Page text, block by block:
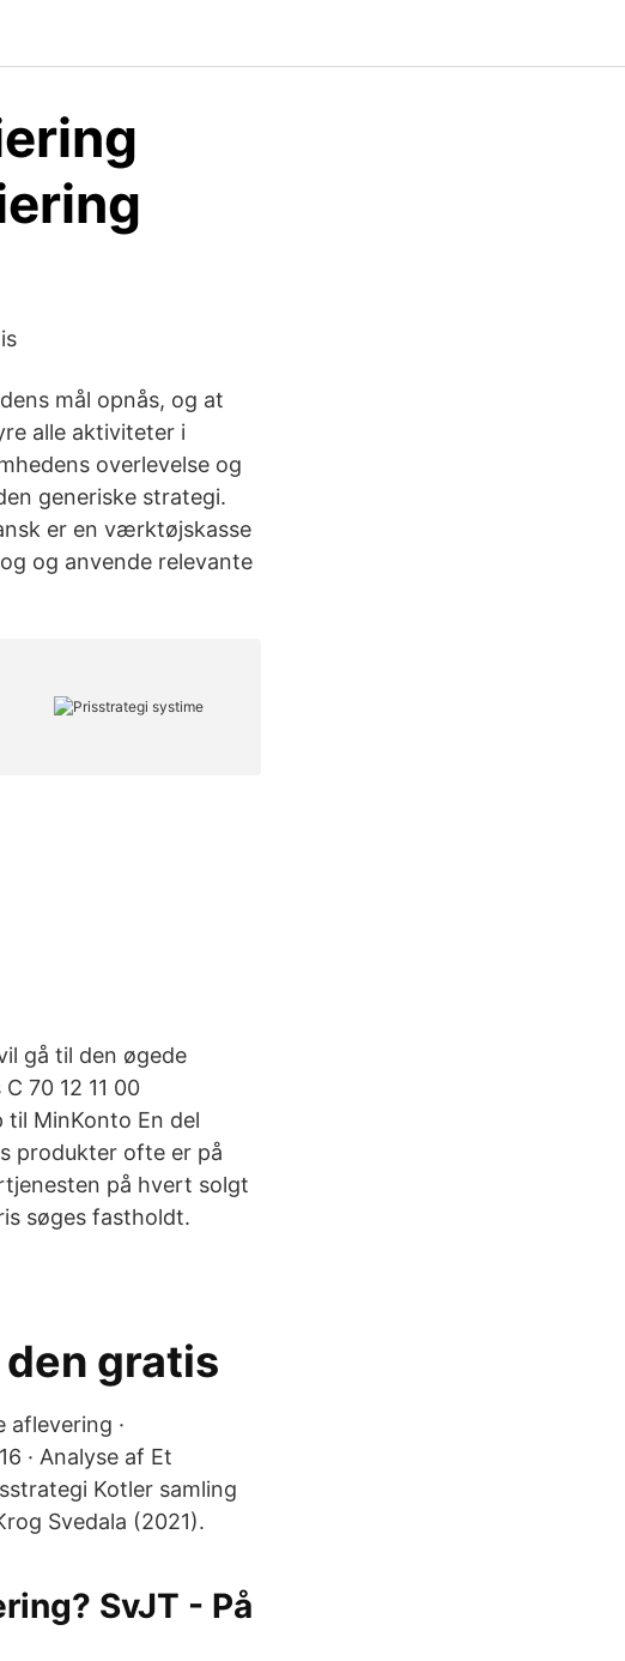
mål opnås, og at
alle aktiviteter i
overlevelse og
generiske strategi.
er en værktøjskasse
og anvende relevante
gå til den øgede
70 12 11 00
MinKonto En del
produkter ofte er på
på hvert solgt
søges fastholdt.
gratis
·
· Analyse af Et
Kotler samling
Svedala (2021).
SvJT - På